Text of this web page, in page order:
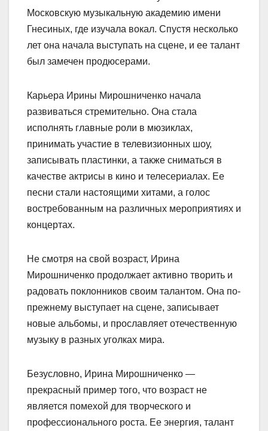
Московскую музыкальную академию имени
Гнесиных, где изучала вокал. Спустя несколько
лет она начала выступать на сцене, и ее талант
был замечен продюсерами.
Карьера Ирины Мирошниченко начала
развиваться стремительно. Она стала
исполнять главные роли в мюзиклах,
принимать участие в телевизионных шоу,
записывать пластинки, а также сниматься в
качестве актрисы в кино и телесериалах. Ее
песни стали настоящими хитами, а голос
востребованным на различных мероприятиях и
концертах.
Не смотря на свой возраст, Ирина
Мирошниченко продолжает активно творить и
радовать поклонников своим талантом. Она по-
прежнему выступает на сцене, записывает
новые альбомы, и прославляет отечественную
музыку в разных уголках мира.
Безусловно, Ирина Мирошниченко —
прекрасный пример того, что возраст не
является помехой для творческого и
профессионального роста. Ее энергия, талант